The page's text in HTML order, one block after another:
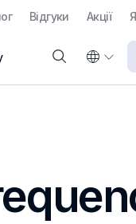
Відгуки Акції